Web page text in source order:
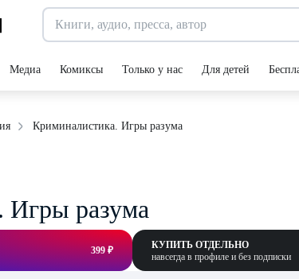
Медиа Комиксы Только у нас Для детей
Криминалистика. Игры разума
Игры разума
399 ₽
КУПИТЬ ОТДЕЛЬНО
навсегда в профиле и без подписки